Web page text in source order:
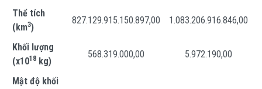
Thể tích
(km3)
827.129.915.150.897,00 1.083.206.916.846,00
Khối lượng
(x1018 kg)
568.319.000,00 5.972.190,00
Mật độ khối